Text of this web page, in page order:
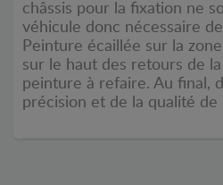
châssis pour la fixation ne
véhicule donc nécessaire
Peinture écaillée sur la
sur le haut des retours de
peinture à refaire. Au final,
précision et de la qualité de